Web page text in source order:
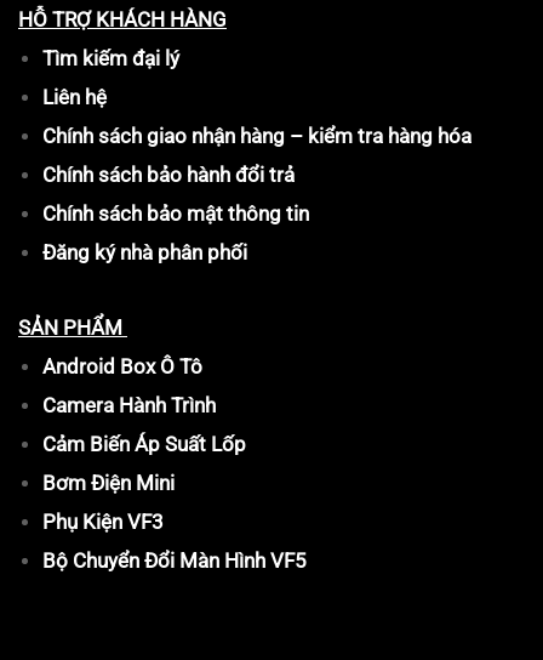
HỖ TRỢ KHÁCH HÀNG
Tìm kiếm đại lý
Liên hệ
Chính sách giao nhận hàng – kiểm tra hàng hóa
Chính sách bảo hành đổi trả
Chính sách bảo mật thông tin
Đăng ký nhà phân phối
SẢN PHẨM
Android Box Ô Tô
Camera Hành Trình
Cảm Biến Áp Suất Lốp
Bơm Điện Mini
Phụ Kiện VF3
Bộ Chuyển Đổi Màn Hình VF5